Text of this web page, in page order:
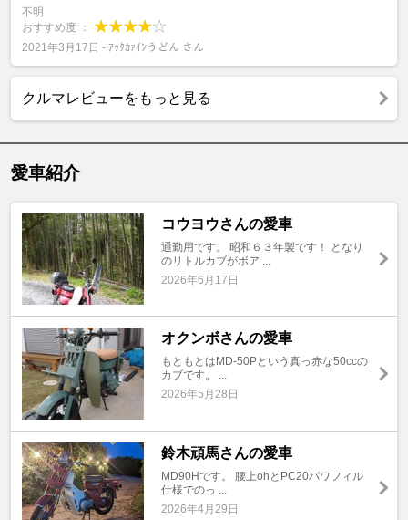
不明
おすすめ度 ：
2021年3月17日 - ｱｯﾀｶｧｲﾝうどん さん
クルマレビューをもっと見る
愛車紹介
コウヨウさんの愛車
通勤用です。 昭和６３年製です！ となり
のリトルカブがボア ...
2026年6月17日
オクンボさんの愛車
もともとはMD-50Pという真っ赤な50ccの
カブです。 ...
2026年5月28日
鈴木頑馬さんの愛車
MD90Hです。 腰上ohとPC20パワフィル
仕様でのっ ...
2026年4月29日